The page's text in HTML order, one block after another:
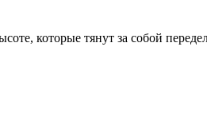
которые тянут за собой